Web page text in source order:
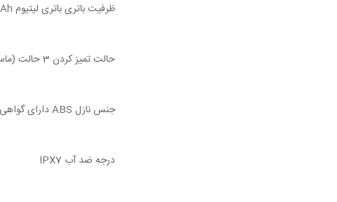
ظرفیت باتری باتری لیتیوم 2200mAh
حالت تمیز کردن 3 حالت (ماساژ ملایم / استاندارد / پالس)
جنس نازل ABS دارای گواهی FDA + بدنه از مواد درجه یک گیاهی
درجه ضد آب IPX7